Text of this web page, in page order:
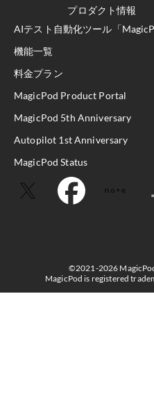
プロダクト情報
AIテスト自動化ツール「
機能一覧
料金プラン
MagicPod Product Portal
MagicPod 5th Anniversary
Autopilot 1st Anniversary
MagicPod Status
©2021-2026
MagicPod is registered